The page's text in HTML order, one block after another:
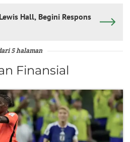
Hall, Begini Respons
5 halaman
Finansial